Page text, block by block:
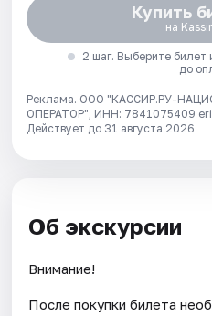
Купить
на
2 шаг. Выберите билет
до
Реклама. ООО "КАССИР.РУ-
ОПЕРАТОР", ИНН: 7841075409
Действует до 31 августа 2026
Об экскурсии
Внимание!
После покупки билета